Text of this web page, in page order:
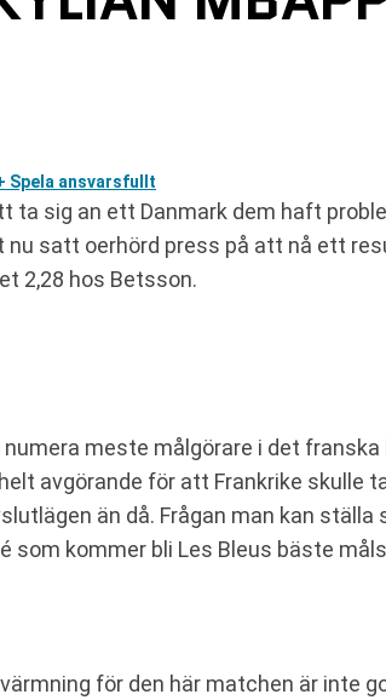
Spela ansvarsfullt
ta sig an ett Danmark dem haft
satt oerhörd press på att nå ett
2,28 hos Betsson.
numera meste målgörare i det
avgörande för att Frankrike skulle
än då. Frågan man kan ställa
kommer bli Les Bleus bäste
för den här matchen är inte